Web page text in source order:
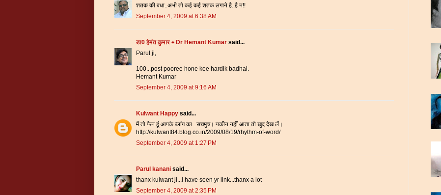
शतक की बधा..अभी तो कई कई शतक लगाने है..है न!!
September 4, 2009 at 6:38 AM
डा0 हेमंत कुमार ♠ Dr Hemant Kumar said...
Parul ji,
100...post pooree hone kee hardik badhai.
Hemant Kumar
September 4, 2009 at 9:16 AM
Kulwant Happy said...
मैं तो फैन हूं आपके ब्लॉग का...सचमुच। यकीन नहीं आता तो खुद देख लें।
http://kulwant84.blog.co.in/2009/08/19/rhythm-of-word/
September 4, 2009 at 1:27 PM
Parul kanani said...
thanx kulwant ji...i have seen yr link...thanx a lot
September 4, 2009 at 2:35 PM